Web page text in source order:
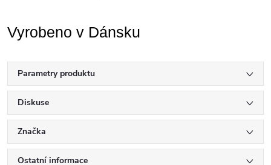
Vyrobeno v Dánsku
Parametry produktu
Diskuse
Značka
Ostatní informace